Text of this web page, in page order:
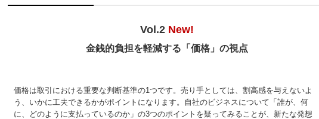
Vol.2 New!
金銭的負担を軽減する「価格」の視点
価格は取引における重要な判断基準の1つです。売り手としては、割高感を与えないよ
う、いかに工夫できるかがポイントになります。自社のビジネスについて「誰が、何
に、どのように支払っているのか」の3つのポイントを疑ってみることが、新たな発想